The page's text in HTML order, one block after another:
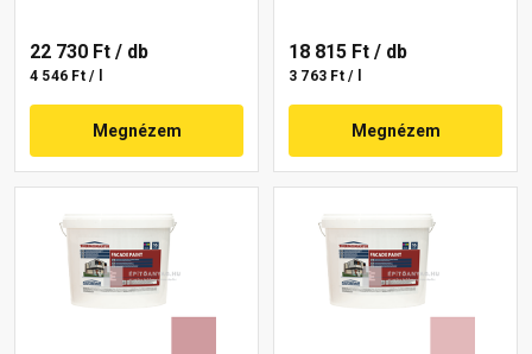
22 730 Ft / db
4 546 Ft / l
Megnézem
18 815 Ft / db
3 763 Ft / l
Megnézem